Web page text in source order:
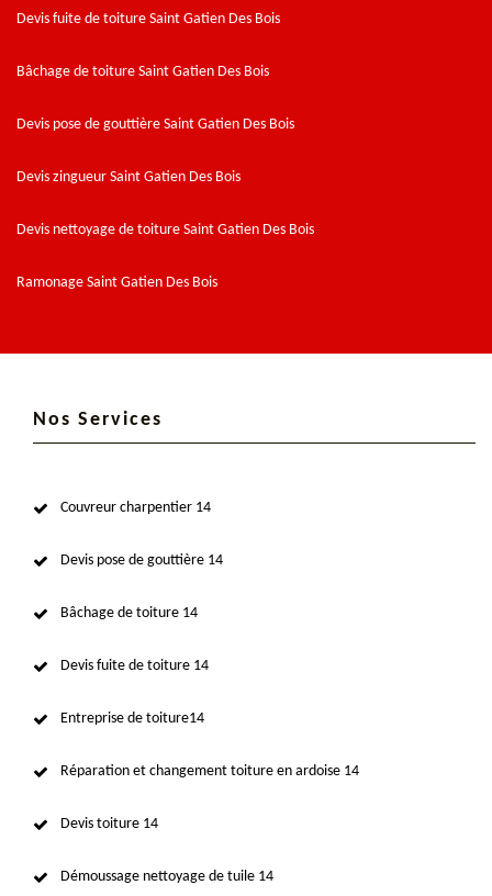
Devis fuite de toiture Saint Gatien Des Bois
Bâchage de toiture Saint Gatien Des Bois
Devis pose de gouttière Saint Gatien Des Bois
Devis zingueur Saint Gatien Des Bois
Devis nettoyage de toiture Saint Gatien Des Bois
Ramonage Saint Gatien Des Bois
Nos Services
Couvreur charpentier 14
Devis pose de gouttière 14
Bâchage de toiture 14
Devis fuite de toiture 14
Entreprise de toiture14
Réparation et changement toiture en ardoise 14
Devis toiture 14
Démoussage nettoyage de tuile 14